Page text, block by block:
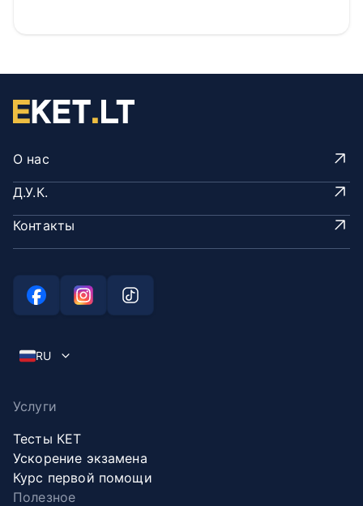
О нас
Д.У.К.
Контакты
RU
Услуги
Тесты КЕТ
Ускорение экзамена
Курс первой помощи
Полезное